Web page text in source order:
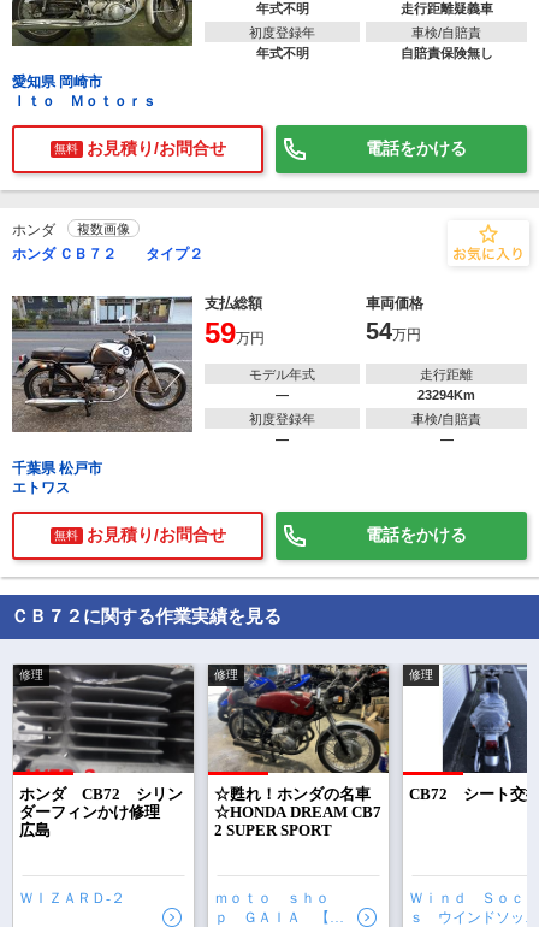
年式不明
走行距離疑義車
初度登録年
年式不明
車検/自賠責
自賠責保険無し
愛知県 岡崎市
Ｉｔｏ Ｍｏｔｏｒｓ
無料 お見積り/お問合せ 電話をかける
ホンダ 複数画像
ホンダ ＣＢ７２ タイプ２
支払総額 車両価格
59万円 54万円
モデル年式
―
走行距離
23294Km
初度登録年
―
車検/自賠責
―
千葉県 松戸市
エトワス
無料 お見積り/お問合せ 電話をかける
ＣＢ７２に関する作業実績を見る
修理
ホンダ CB72 シリン
ダーフィンかけ修理
広島
ＷＩＺＡＲＤ‐２
修理
☆甦れ！ホンダの名車
☆HONDA DREAM CB7
2 SUPER SPORT
ｍｏｔｏ ｓｈｏ
ｐ ＧＡＩＡ 【ガ
修理
CB72 シート交
Ｗｉｎｄ Ｓｏｃｋ
ｓ ウインドソック
で相場をチェック！
車種選択するだけ、かんたん相場検索
まずはメーカーを選択する